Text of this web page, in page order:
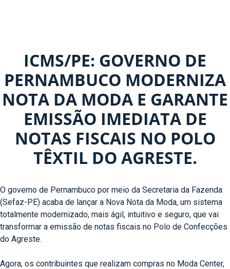
ICMS/PE: GOVERNO DE
PERNAMBUCO MODERNIZA
NOTA DA MODA E GARANTE
EMISSÃO IMEDIATA DE
NOTAS FISCAIS NO POLO
TÊXTIL DO AGRESTE.
O governo de Pernambuco por meio da Secretaria da Fazenda
(Sefaz-PE) acaba de lançar a Nova Nota da Moda, um sistema
totalmente modernizado, mais ágil, intuitivo e seguro, que vai
transformar a emissão de notas fiscais no Polo de Confecções
do Agreste.
Agora, os contribuintes que realizam compras no Moda Center,